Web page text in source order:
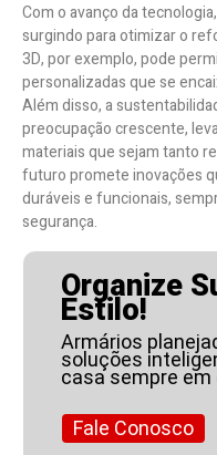
Com o avanço da
surgindo para otimizar o
3D, por exemplo, pode
personalizadas que se
Além disso, a
preocupação crescente,
materiais que sejam tanto
futuro promete inovações
duráveis e funcionais,
segurança.
Organize
Estilo!
Armários
soluções
casa sempre em
Fale Conosco